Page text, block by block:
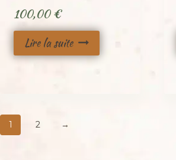
100,00€
Lire la suite
1 2 →